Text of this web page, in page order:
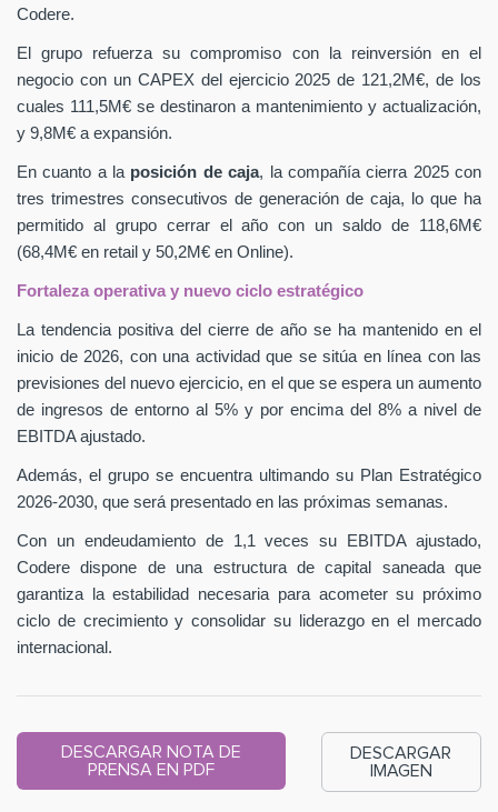
Codere.
El grupo refuerza su compromiso con la reinversión en el
negocio con un CAPEX del ejercicio 2025 de 121,2M€, de los
cuales 111,5M€ se destinaron a mantenimiento y actualización,
y 9,8M€ a expansión.
En cuanto a la posición de caja, la compañía cierra 2025 con
tres trimestres consecutivos de generación de caja, lo que ha
permitido al grupo cerrar el año con un saldo de 118,6M€
(68,4M€ en retail y 50,2M€ en Online).
Fortaleza operativa y nuevo ciclo estratégico
La tendencia positiva del cierre de año se ha mantenido en el
inicio de 2026, con una actividad que se sitúa en línea con las
previsiones del nuevo ejercicio, en el que se espera un aumento
de ingresos de entorno al 5% y por encima del 8% a nivel de
EBITDA ajustado.
Además, el grupo se encuentra ultimando su Plan Estratégico
2026-2030, que será presentado en las próximas semanas.
Con un endeudamiento de 1,1 veces su EBITDA ajustado,
Codere dispone de una estructura de capital saneada que
garantiza la estabilidad necesaria para acometer su próximo
ciclo de crecimiento y consolidar su liderazgo en el mercado
internacional.
DESCARGAR NOTA DE
PRENSA EN PDF
DESCARGAR
IMAGEN